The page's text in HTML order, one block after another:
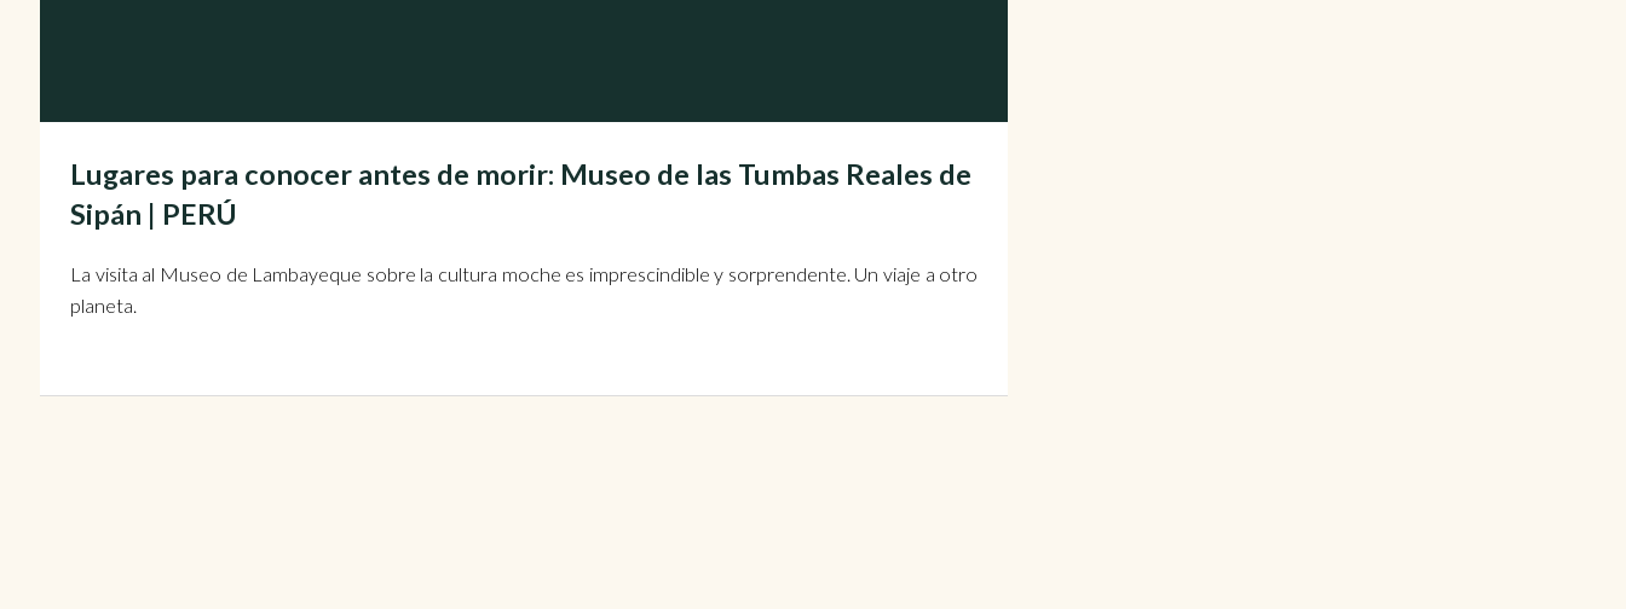
Lugares para conocer antes de morir: Museo de las Tumbas Reales de
Sipán | PERÚ
La visita al Museo de Lambayeque sobre la cultura moche es imprescindible y sorprendente. Un viaje a otro
planeta.